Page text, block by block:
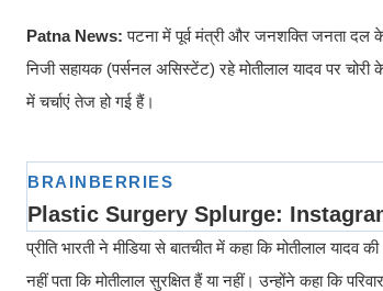
Patna News:पटना में पूर्व मंत्री और जनशक्ति जनता दल
निजी सहायक (पर्सनल असिस्टेंट) रहे मोतीलाल यादव पर
में चर्चाएं तेज हो गई हैं।
प्रीति भारती ने मीडिया से बातचीत में कहा कि मोतीलाल
नहीं पता कि मोतीलाल सुरक्षित हैं या नहीं। उन्होंने कहा कि